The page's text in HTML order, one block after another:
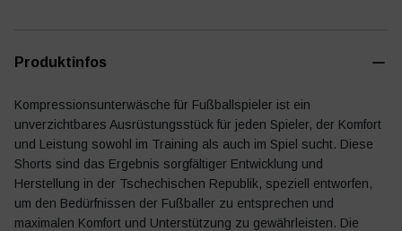
Fußballtagebuch Zubehör
Produktinfos
Kompressionsunterwäsche für Fußballspieler ist ein
unverzichtbares Ausrüstungsstück für jeden Spieler, der Komfort
und Leistung sowohl im Training als auch im Spiel sucht. Diese
Shorts sind das Ergebnis sorgfältiger Entwicklung und
Herstellung in der Tschechischen Republik, speziell entworfen,
um den Bedürfnissen der Fußballer zu entsprechen und
maximalen Komfort und Unterstützung zu gewährleisten. Die